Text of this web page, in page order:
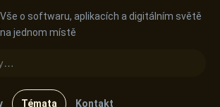
Vše o softwaru, aplikacích a digitálním světě
na jednom místě
Témata
Kontakt